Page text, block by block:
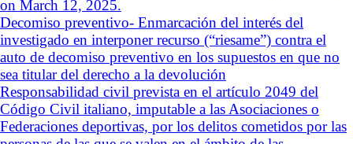
on March 12, 2025.
Decomiso preventivo- Enmarcación del interés del
investigado en interponer recurso (“riesame”) contra el
auto de decomiso preventivo en los supuestos en que no
sea titular del derecho a la devolución
Responsabilidad civil prevista en el artículo 2049 del
Código Civil italiano, imputable a las Asociaciones o
Federaciones deportivas, por los delitos cometidos por las